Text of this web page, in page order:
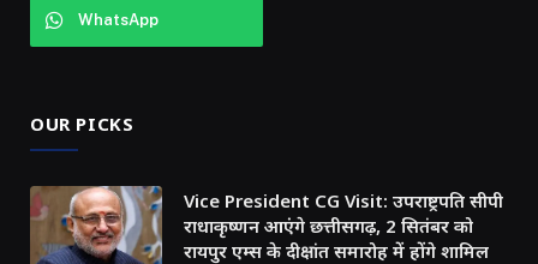
WhatsApp
OUR PICKS
Vice President CG Visit: उपराष्ट्रपति सीपी
राधाकृष्णन आएंगे छत्तीसगढ़, 2 सितंबर को
रायपुर एम्स के दीक्षांत समारोह में होंगे शामिल